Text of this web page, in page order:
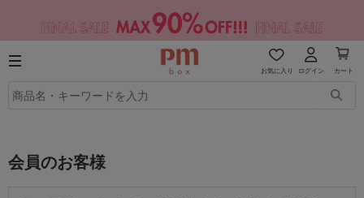
お気に入り ログイン カート
会員のお客様